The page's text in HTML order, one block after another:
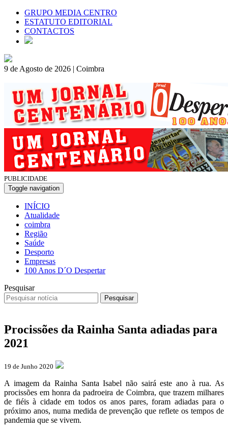
GRUPO MEDIA CENTRO
ESTATUTO EDITORIAL
CONTACTOS
9 de Agosto de 2026 | Coimbra
PUBLICIDADE
Toggle navigation
INÍCIO
Atualidade
coimbra
Região
Saúde
Desporto
Empresas
100 Anos D´O Despertar
Pesquisar
Pesquisar
Procissões da Rainha Santa adiadas para
2021
19 de Junho 2020
A imagem da Rainha Santa Isabel não sairá este ano à rua. As
procissões em honra da padroeira de Coimbra, que trazem milhares
de fiéis à cidade em todos os anos pares, foram adiadas para o
próximo anos, numa medida de prevenção que reflete os tempos de
pandemia que se vivem.